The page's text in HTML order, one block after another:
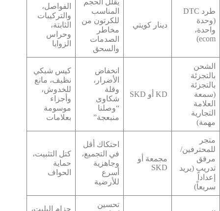
طرد DTC
(وحدة
واحدة،
ecom)
دينار كويتي
المناسب
للكرتون من
مخاطر
الصدمات
والسحق
الفواصل،
والتركيبات
الثابتة،
وحراس
الزوايا
الشحن
بالتجزئة
بالتجزئة
(سمعة
العلامة
التجارية
مهمة)
KD أو SKD
انخفاض
الأضرار،
وقلة
شكاوى
“وصلنا
منبعجة”
كيس شبكي
نظيف، مانع
للخدوش،
وأجزاء
موسومة
بعلامات
متجر
للمحترفين/
مرفق
تدريب (يريد
إعداداً
سريعاً)
مجمعة أو
SKD
احتكاك أقل
في التجميع،
وجاهزية
أسرع
للأرضية
كتل التثبيت،
حماية
الحواف
تحسين
حزام البليت،